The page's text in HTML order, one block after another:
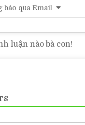
báo qua Email